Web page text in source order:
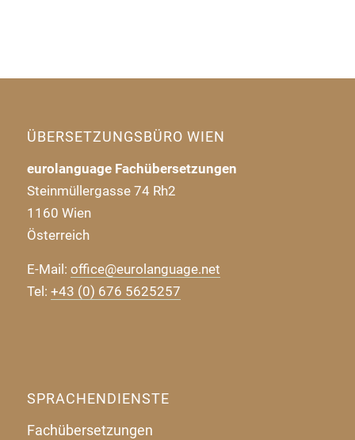
ÜBERSETZUNGSBÜRO WIEN
eurolanguage Fachübersetzungen
Steinmüllergasse 74 Rh2
1160 Wien
Österreich
E-Mail: office@eurolanguage.net
Tel: +43 (0) 676 5625257
SPRACHENDIENSTE
Fachübersetzungen